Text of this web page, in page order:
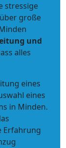
stressige
große
und
alles
eines
eines
in Minden.
Erfahrung